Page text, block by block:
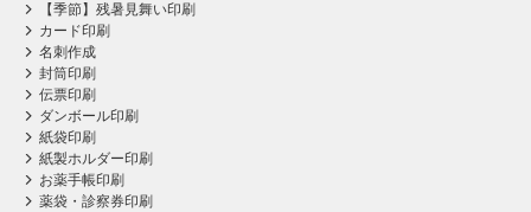
【季節】残暑見舞い印刷
カード印刷
名刺作成
封筒印刷
伝票印刷
ダンボール印刷
紙袋印刷
紙製ホルダー印刷
お薬手帳印刷
薬袋・診察券印刷